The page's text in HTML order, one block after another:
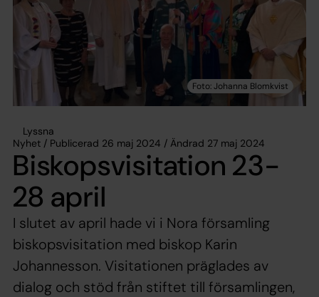
Lyssna
Nyhet / Publicerad 26 maj 2024 / Ändrad 27 maj 2024
Biskopsvisitation 23-
28 april
I slutet av april hade vi i Nora församling
biskopsvisitation med biskop Karin
Johannesson. Visitationen präglades av
dialog och stöd från stiftet till församlingen,